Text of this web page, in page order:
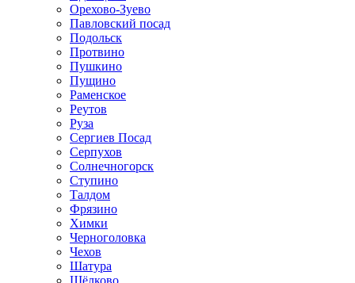
Орехово-Зуево
Павловский посад
Подольск
Протвино
Пушкино
Пущино
Раменское
Реутов
Руза
Сергиев Посад
Серпухов
Солнечногорск
Ступино
Талдом
Фрязино
Химки
Черноголовка
Чехов
Шатура
Щёлково